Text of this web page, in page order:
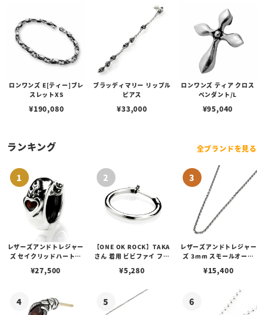
ロンワンズ E[ティー]ブレ
スレットXS
¥190,080
ブラッディマリー リップル
ピアス
¥33,000
ロンワンズ ティア クロス
ペンダント/L
¥95,040
ランキング 全ブランドを見る
レザーズアンドトレジャー
ズ セイクリッドハートピ
¥27,500
【ONE OK ROCK】TAKA
さん 着用 ビビファイ フー
¥5,280
レザーズアンドトレジャー
ズ 3mm スモールオーバ
ブスタークラスプ＆LTロ
¥15,400